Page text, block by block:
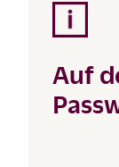
Auf